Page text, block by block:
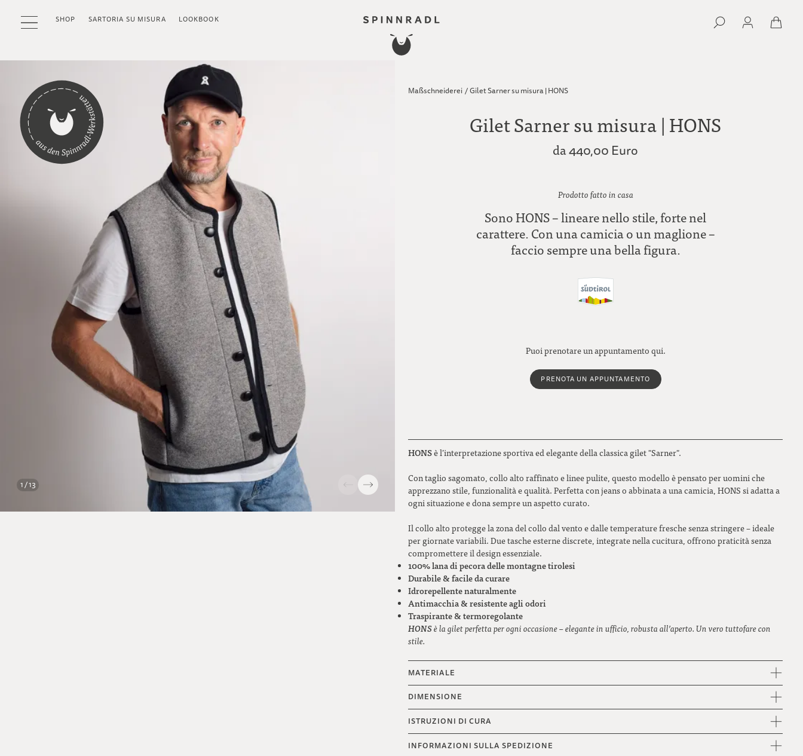
SHOP SARTORIA SU MISURA LOOKBOOK
Maßschneiderei /Gilet Sarner su misura | HONS
Gilet Sarner su misura | HONS
da440,00 Euro
Prodotto fatto in casa
Sono HONS – lineare nello stile, forte nel
carattere. Con una camicia o un maglione –
faccio sempre una bella figura.
Puoi prenotare un appuntamento qui.
PRENOTA UN APPUNTAMENTO
HONSè l’interpretazione sportiva ed elegante della classica gilet "Sarner".
Con taglio sagomato, collo alto raffinato e linee pulite, questo modello è pensato per uomini che
apprezzano stile, funzionalità e qualità. Perfetta con jeans o abbinata a una camicia, HONS si adatta a
ogni situazione e dona sempre un aspetto curato.
Il collo alto protegge la zona del collo dal vento e dalle temperature fresche senza stringere – ideale
per giornate variabili. Due tasche esterne discrete, integrate nella cucitura, offrono praticità senza
compromettere il design essenziale.
100% lana di pecora delle montagne tirolesi
Durabile & facile da curare
Idrorepellente naturalmente
Antimacchia & resistente agli odori
Traspirante & termoregolante
HONSè la gilet perfetta per ogni occasione – elegante in ufficio, robusta all’aperto. Un vero tuttofare con
stile.
MATERIALE
DIMENSIONE
ISTRUZIONI DI CURA
INFORMAZIONI SULLA SPEDIZIONE
1 / 13